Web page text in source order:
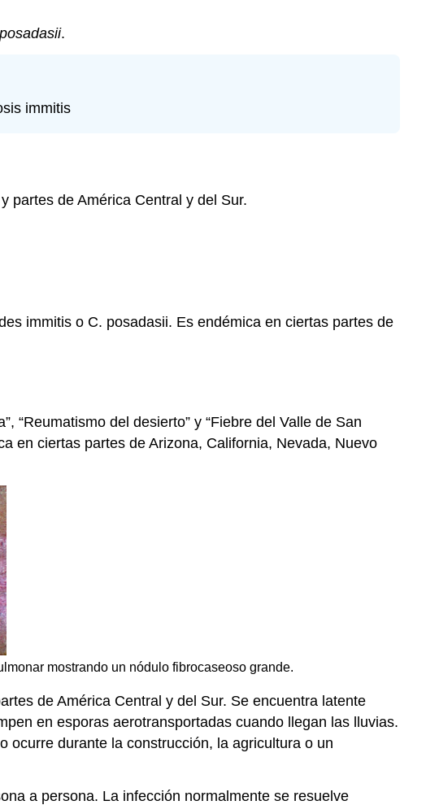
.
immitis
partes de América Central y del Sur.
immitis o C. posadasii. Es endémica en ciertas partes de
“Reumatismo del desierto” y “Fiebre del Valle de San
en ciertas partes de Arizona, California, Nevada, Nuevo
mostrando un nódulo fibrocaseoso grande.
de América Central y del Sur. Se encuentra latente
en esporas aerotransportadas cuando llegan las lluvias.
ocurre durante la construcción, la agricultura o un
a persona. La infección normalmente se resuelve